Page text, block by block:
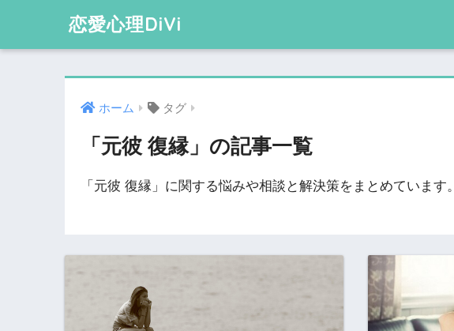
恋愛心理DiVi
ホーム タグ
「元彼 復縁」の記事一覧
「元彼 復縁」に関する悩みや相談と解決策をまとめています。